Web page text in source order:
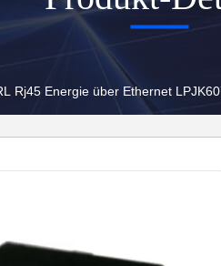
Rj45 Energie über Ethernet